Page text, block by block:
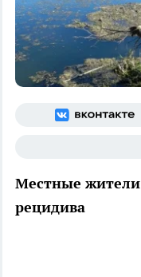
Местные жители
рецидива